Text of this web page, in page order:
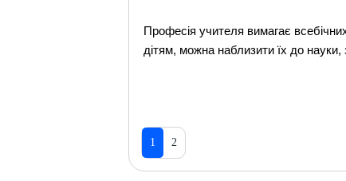
Професія учителя вимагає
дітям, можна наблизити їх до
1 2